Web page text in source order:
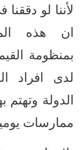
لأننا لو
ان هذه
بمنظومة
لدى افراد
الدولة وتهتم
ممارسات